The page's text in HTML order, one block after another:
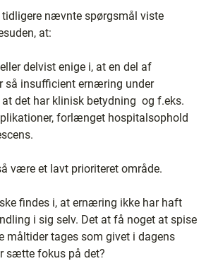
nævnte spørgsmål viste
at:
delvist enige i, at en del af
så insufficient ernæring under
det har klinisk betydning ­ og f.eks.
forlænget hospitalsophold
være et lavt prioriteret område.
findes i, at ernæring ikke har haft
i sig selv. Det at få noget at spise
måltider tages som givet i dagens
sætte fokus på det?